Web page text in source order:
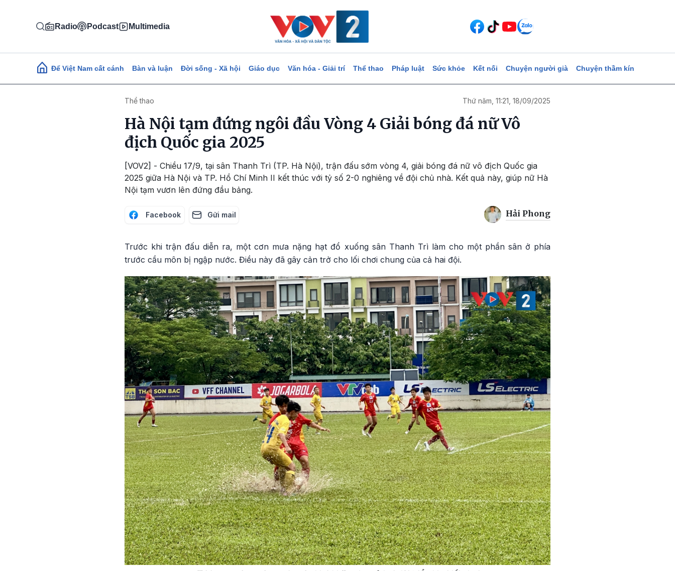
Radio Podcast Multimedia
Main navigation
Để Việt Nam cất cánh Bàn và luận Đời sống - Xã hội Giáo dục Văn hóa - Giải trí Thể thao Pháp luật Sức khỏe Kết nối Chuyện người già Chuyện thầm kín
Thể thao Thứ năm, 11:21, 18/09/2025
Hà Nội tạm đứng ngôi đầu Vòng 4 Giải bóng đá nữ Vô
địch Quốc gia 2025
[VOV2] - Chiều 17/9, tại sân Thanh Trì (TP. Hà Nội), trận đấu sớm vòng 4, giải bóng đá nữ vô địch Quốc gia
2025 giữa Hà Nội và TP. Hồ Chí Minh II kết thúc với tỷ số 2-0 nghiêng về đội chủ nhà. Kết quả này, giúp nữ Hà
Nội tạm vươn lên đứng đầu bảng.
Facebook Gửi mail Hải Phong
Trước khi trận đấu diễn ra, một cơn mưa nặng hạt đổ xuống sân Thanh Trì làm cho một phần sân ở phía
trước cầu môn bị ngập nước. Điều này đã gây cản trở cho lối chơi chung của cả hai đội.